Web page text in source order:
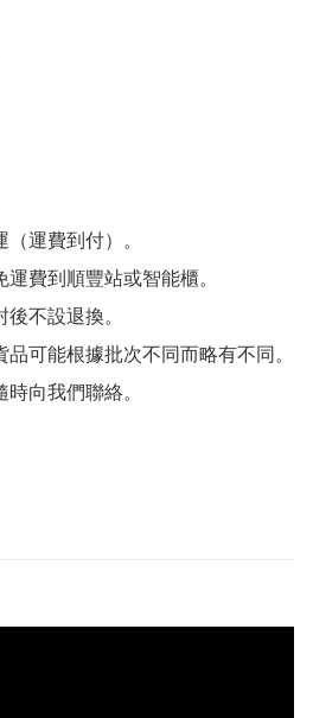
運費到付）。
費到順豐站或智能櫃。
不設退換。
可能根據批次不同而略有不同。
向我們聯絡。